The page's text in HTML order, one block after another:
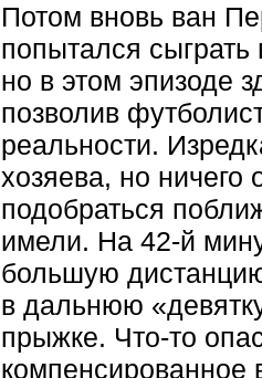
Потом вновь ван
попытался
но в этом эпизоде
позволив
реальности.
хозяева, но ничего
подобраться
имели. На 42-й
большую
в дальнюю
прыжке. Что-то
компенсированное